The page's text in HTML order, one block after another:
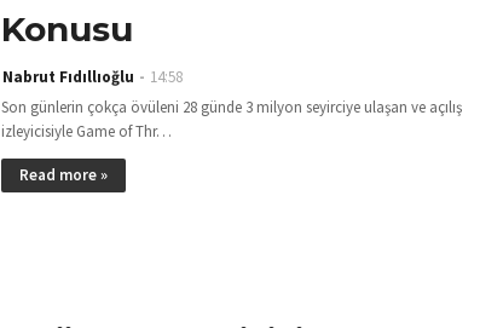
Konusu
Nabrut Fıdıllıoğlu
14:58
Son günlerin çokça övüleni 28 günde 3 milyon seyirciye ulaşan ve açılış
izleyicisiyle Game of Thr…
Read more »